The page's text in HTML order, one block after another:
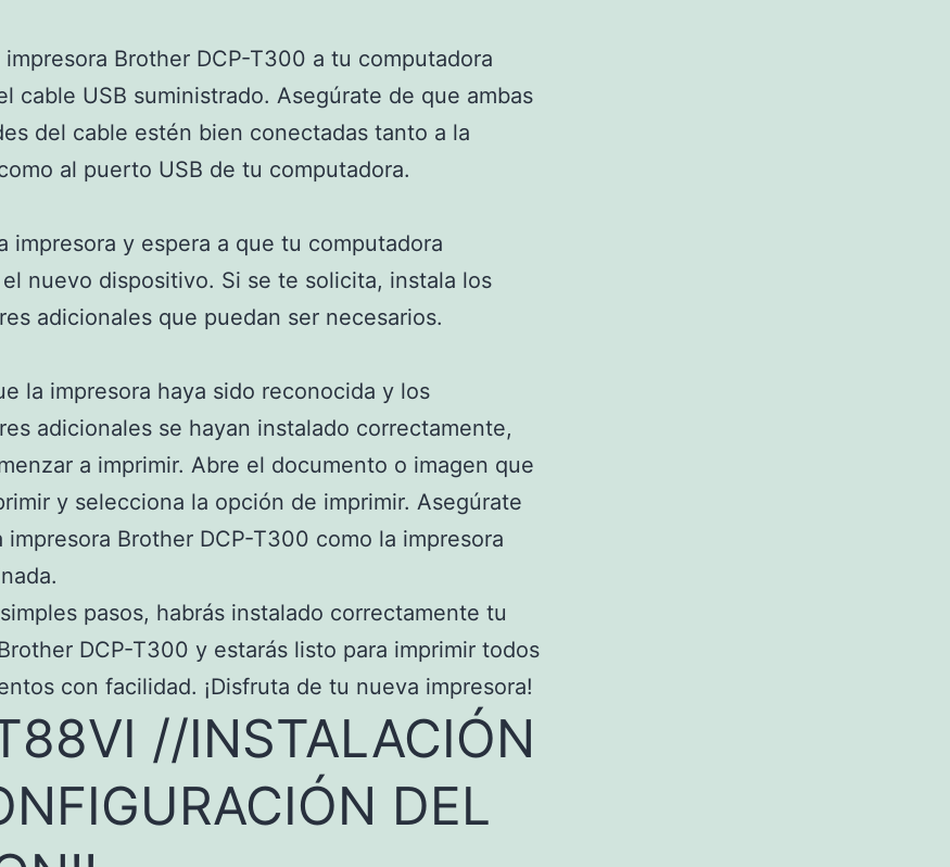
Brother DCP-T300 a tu computadora
cable USB suministrado. Asegúrate de que ambas
del cable estén bien conectadas tanto a la
al puerto USB de tu computadora.
impresora y espera a que tu computadora
nuevo dispositivo. Si se te solicita, instala los
adicionales que puedan ser necesarios.
la impresora haya sido reconocida y los
adicionales se hayan instalado correctamente,
a imprimir. Abre el documento o imagen que
y selecciona la opción de imprimir. Asegúrate
impresora Brother DCP-T300 como la impresora
pasos, habrás instalado correctamente tu
DCP-T300 y estarás listo para imprimir todos
con facilidad. ¡Disfruta de tu nueva impresora!
//INSTALACIÓN
DEL